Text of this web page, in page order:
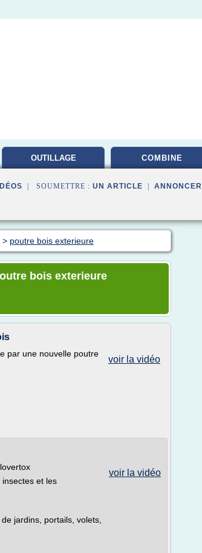
OUTILLAGE COMBINE
| SOUMETTRE : UN ARTICLE ANNONCER
> poutre bois exterieure
bois exterieure
voir la vidéo
par une nouvelle poutre
voir la vidéo
et les
jardins, portails, volets,